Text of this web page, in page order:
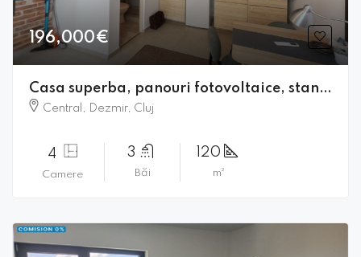
196,000€
Casa superba, panouri fotovoltaice, standarde NZEB
Central, Dezmir, Cluj
4
Camere
3
Băi
120
m²